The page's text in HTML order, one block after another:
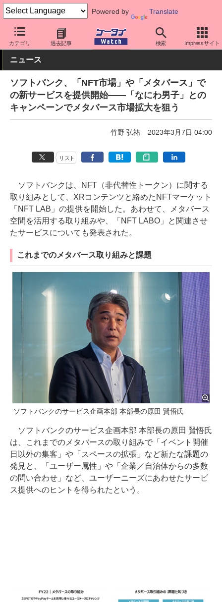
Powered by Translate
カテゴリ 過去記事 検索 Impressサイト
ケータイ Watch キャリア ソフトバンク アプリ・サービス
ニュース
ソフトバンク、「NFT市場」や「メタバース」で
の新サービスを提供開始――「なにわ男子」との
キャンペーンでメタバース市場拡大を狙う
竹野 弘祐 2023年3月7日 04:00
リスト
ソフトバンクは、NFT（非代替性トークン）に関する
取り組みとして、XRコンテンツと絡めたNFTマーケット
「NFT LAB」の提供を開始した。あわせて、メタバース
空間を活用する取り組みや、「NFT LABO」と関連させ
たサービスについても発表された。
これまでのメタバース取り組みと課題
ソフトバンクのサービス企画本部 本部長の原田 賢悟氏
ソフトバンクのサービス企画本部 本部長の原田 賢悟氏
は、これまでのメタバースの取り組みで「イベント開催
日以外の集客」や「スペースの拡張」など新たな課題の
発見と、「ユーザー属性」や「企業／自治体からの多数
の問い合わせ」など、ユーザーニーズにあわせたサービ
ス提供へのヒントを得られたという。